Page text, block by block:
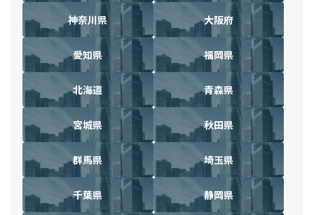
神奈川県 大阪府
愛知県 福岡県
北海道 青森県
宮城県 秋田県
群馬県 埼玉県
千葉県 静岡県